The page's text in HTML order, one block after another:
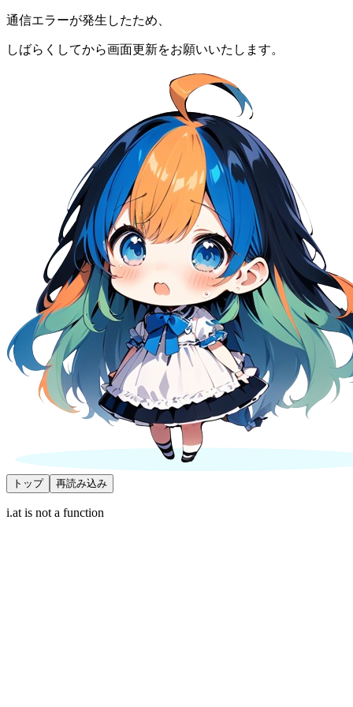
通信エラーが発生したため、
しばらくしてから画面更新をお願いいたします。
トップ 再読み込み
i.at is not a function